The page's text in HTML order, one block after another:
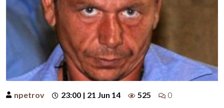
npetrov 23:00 | 21 Jun 14 525 0